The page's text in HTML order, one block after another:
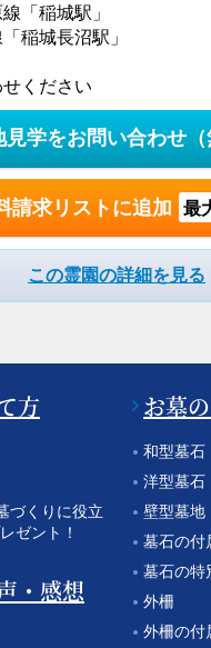
「稲城駅」
稲城長沼駅」
せください
見学をお問い合わせ
請求リストに追加 最
この霊園の詳細を見る
方
づくりに役立
ゼント！
・感想
お墓
和型墓石
洋型墓石
壁型墓地
墓石の付
墓石の特
外柵
外柵の付